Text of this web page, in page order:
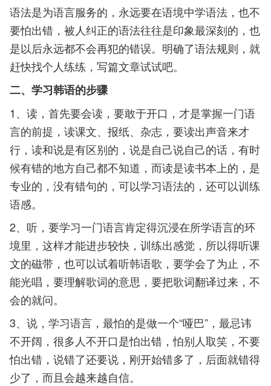
语法是为语言服务的，永远要在语境中学语法，也不
要怕出错，被人纠正的语法往往是印象最深刻的，也
是以后永远都不会再犯的错误。明确了语法规则，就
赶快找个人练练，写篇文章试试吧。
二、学习韩语的步骤
1、读，首先要会读，要敢于开口，才是掌握一门语
言的前提，读课文、报纸、杂志，要读出声音来才
行，读和说是有区别的，说是自己说自己的话，有时
候有错的地方自己都不知道，而读是读书本上的，是
专业的，没有错句的，可以学习语法的，还可以训练
语感。
2、听，要学习一门语言肯定得沉浸在所学语言的环
境里，这样才能进步较快，训练出感觉，所以得听课
文的磁带，也可以试着听韩语歌，要学会了为止，不
能光唱，要理解歌词的意思，要把歌词翻译过来，不
会的就问。
3、说，学习语言，最怕的是做一个“哑巴”，最忌讳
不开阔，很多人不开口是怕出错，怕别人取笑，不要
怕出错，说错了还要说，刚开始错多了，后面就错得
少了，而且会越来越自信。